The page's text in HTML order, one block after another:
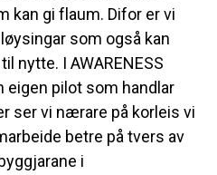
kan gi flaum. Difor er vi
som også kan
nytte. I AWARENESS
eigen pilot som handlar
ser vi nærare på korleis vi
betre på tvers av
i